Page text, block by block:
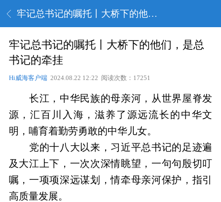
牢记总书记的嘱托丨大桥下的他们，是总书记的牵挂
牢记总书记的嘱托丨大桥下的他们，是总
书记的牵挂
Hi威海客户端2024.08.22 12:22 阅读次数：17251
长江，中华民族的母亲河，从世界屋脊发
源，汇百川入海，滋养了源远流长的中华文
明，哺育着勤劳勇敢的中华儿女。
党的十八大以来，习近平总书记的足迹遍
及大江上下，一次次深情眺望，一句句殷切叮
嘱，一项项深远谋划，情牵母亲河保护，指引
高质量发展。